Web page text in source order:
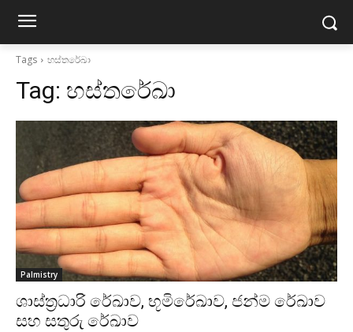
Tags හස්තරේඛා
Tag: හස්තරේඛා
Palmistry
ශාස්‌ත්‍රධාරි රේඛාව, භූමිරේඛාව, ජන්ම රේඛාව
සහ සතුරු රේඛාව